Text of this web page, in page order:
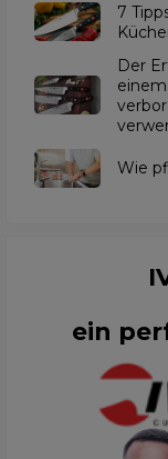
7
Der
Wie
ein